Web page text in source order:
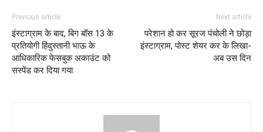
Previous article
इंस्टाग्राम के बाद, बिग बॉस 13 के
प्रतियोगी हिंदुस्तानी भाऊ के
आधिकारिक फेसबुक अकाउंट को
सस्पेंड कर दिया गया
Next article
परेशान हो कर सूरज पंचोली ने छोड़ा
इंस्टाग्राम, पोस्ट शेयर कर के लिखा-
अब उस दिन